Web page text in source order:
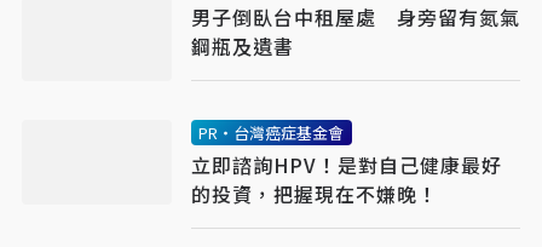
男子倒臥台中租屋處 身旁留有氮氣
鋼瓶及遺書
PR・台灣癌症基金會
立即諮詢HPV！是對自己健康最好
的投資，把握現在不嫌晚！